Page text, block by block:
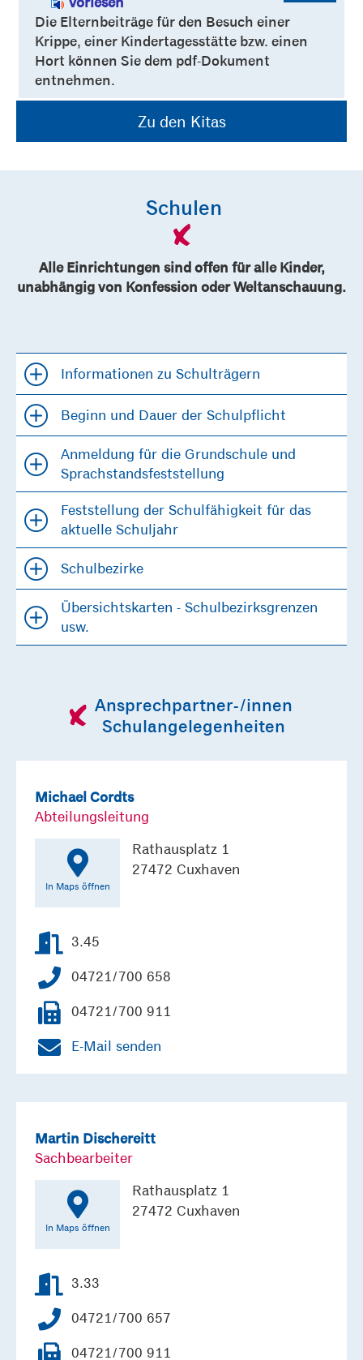
Die Elternbeiträge für den Besuch einer
Krippe, einer Kindertagesstätte bzw. einen
Hort können Sie dem pdf-Dokument
entnehmen.
Zu den Kitas
Schulen
Alle Einrichtungen sind offen für alle Kinder,
unabhängig von Konfession oder Weltanschauung.
Informationen zu Schulträgern
Beginn und Dauer der Schulpflicht
Anmeldung für die Grundschule und
Sprachstandsfeststellung
Feststellung der Schulfähigkeit für das
aktuelle Schuljahr
Schulbezirke
Übersichtskarten - Schulbezirksgrenzen
usw.
Ansprechpartner-/innen
Schulangelegenheiten
Michael Cordts
Abteilungsleitung
In Maps öffnen
Rathausplatz 1
27472 Cuxhaven
3.45
04721/700 658
04721/700 911
E-Mail senden
Martin Dischereitt
Sachbearbeiter
In Maps öffnen
Rathausplatz 1
27472 Cuxhaven
3.33
04721/700 657
04721/700 911